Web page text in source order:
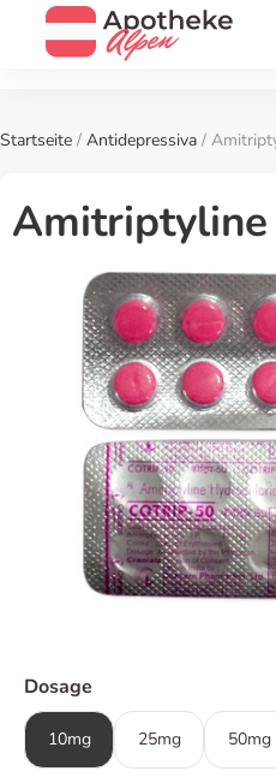
Startseite / Antidepressiva /
Amitriptyline
Dosage
10mg 25mg 50mg